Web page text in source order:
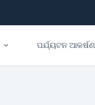
ପର୍ଯ୍ୟଟନ ଆକର୍ଷଣ